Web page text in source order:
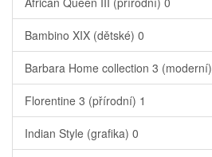
Bambino XIX (dětské) 0
Barbara Home collection 3 (moderní)
Florentine 3 (přírodní) 1
Indian Style (grafika) 0